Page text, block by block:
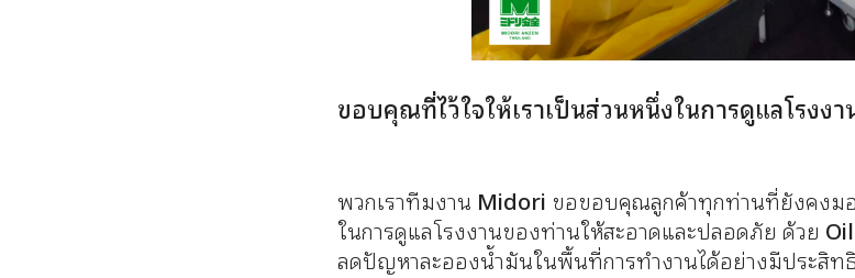
ขอบคุณที่ไว้ใจให้เราเป็นส่วนหนึ่งในการดูแลโรงง
พวกเราทีมงาน Midori ขอขอบคุณลูกค้าทุกท่านที่ยังคงมอ
ในการดูแลโรงงานของท่านให้สะอาดและปลอดภัย ด้วย
ลดปัญหาละอองน้ำมันในพื้นที่การทำงานได้อย่างมีประสิท